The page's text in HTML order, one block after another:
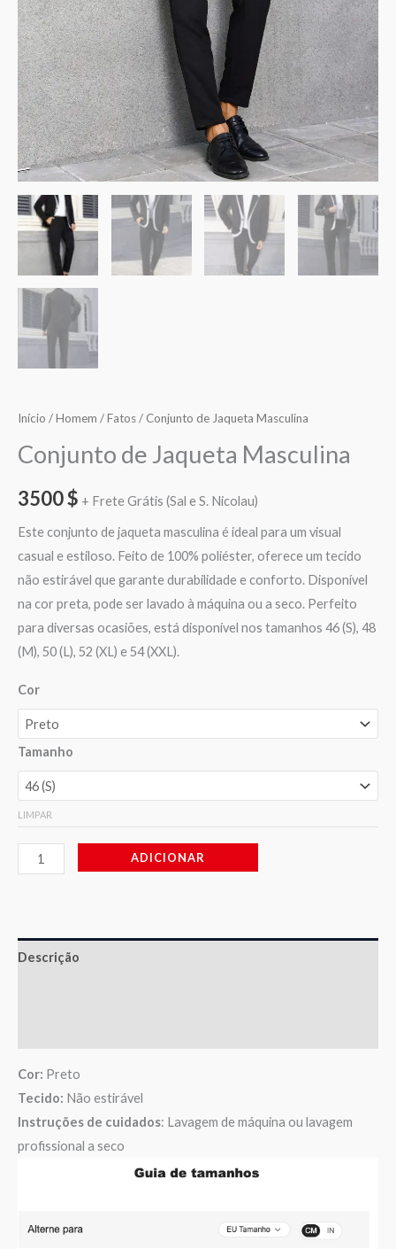
Início /Homem /Fatos/ Conjunto de Jaqueta Masculina
Conjunto de Jaqueta Masculina
3500$ + Frete Grátis (Sal e S. Nicolau)
Este conjunto de jaqueta masculina é ideal para um visual
casual e estiloso. Feito de 100% poliéster, oferece um tecido
não estirável que garante durabilidade e conforto. Disponível
na cor preta, pode ser lavado à máquina ou a seco. Perfeito
para diversas ocasiões, está disponível nos tamanhos 46 (S), 48
(M), 50 (L), 52 (XL) e 54 (XXL).
Cor
Tamanho
LIMPAR
ADICIONAR
Descrição
Cor: Preto
Tecido: Não estirável
Instruções de cuidados: Lavagem de máquina ou lavagem
profissional a seco